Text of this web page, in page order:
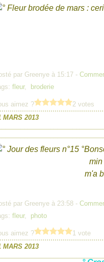
par Greenye à 15:17 -
fleur, broderie
aimez ?
2 votes
MARS 2013
min
m'a
par Greenye à 23:58 -
fleur, photo
aimez ?
1 vote
MARS 2013